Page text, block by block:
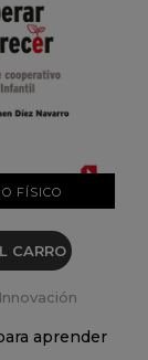
FÍSICO
CARRO
aprender